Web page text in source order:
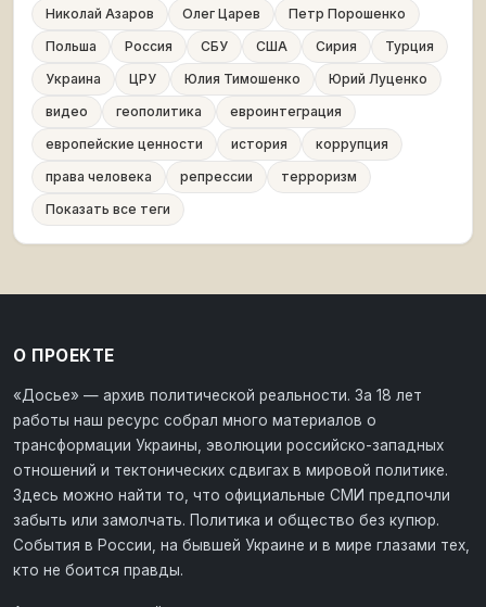
Николай Азаров
Олег Царев
Петр Порошенко
Польша
Россия СБУ США Сирия
Турция
Украина
ЦРУ Юлия Тимошенко
Юрий Луценко
видео
геополитика
евроинтеграция
европейские ценности
история
коррупция
права человека
репрессии
терроризм
Показать все теги
О ПРОЕКТЕ
«Досье» — архив политической реальности. За 18 лет
работы наш ресурс собрал много материалов о
трансформации Украины, эволюции российско-западных
отношений и тектонических сдвигах в мировой политике.
Здесь можно найти то, что официальные СМИ предпочли
забыть или замолчать. Политика и общество без купюр.
События в России, на бывшей Украине и в мире глазами тех,
кто не боится правды.